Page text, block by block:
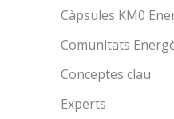
Càpsules KM0
Comunitats
Conceptes clau
Experts